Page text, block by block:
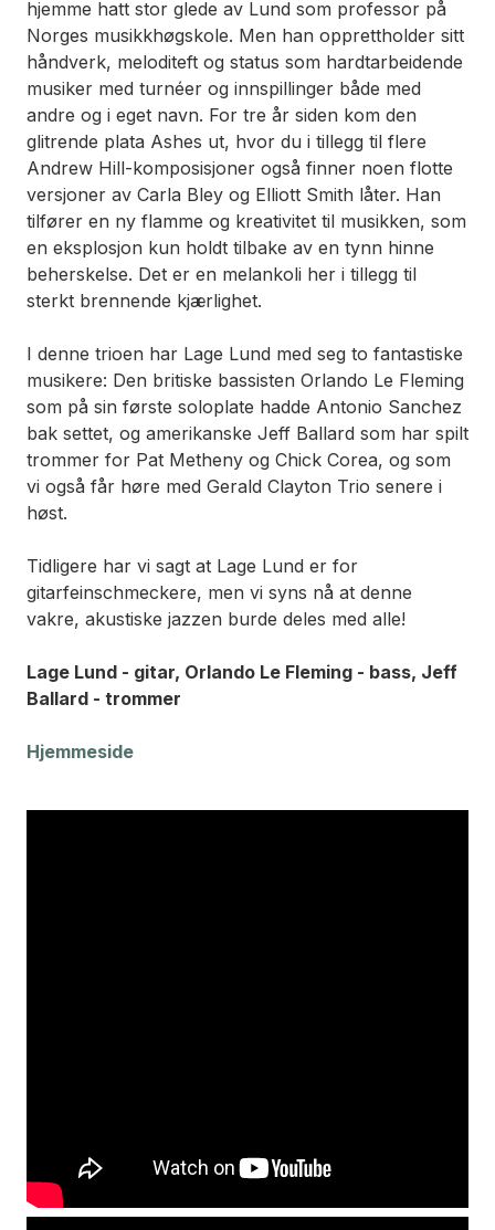
hjemme hatt stor glede av Lund som professor på
Norges musikk­høgskole. Men han opprettholder sitt
håndverk, meloditeft og status som hardtarbeidende
musiker med turnéer og innspillinger både med
andre og i eget navn. For tre år siden kom den
glitrende plata Ashes ut, hvor du i tillegg til flere
Andrew Hill-komposisjoner også finner noen flotte
versjoner av Carla Bley og Elliott Smith låter. Han
tilfører en ny flamme og kreativitet til musikken, som
en eksplosjon kun holdt tilbake av en tynn hinne
beherskelse. Det er en melankoli her i tillegg til
sterkt brennende kjærlighet.
I denne trioen har Lage Lund med seg to fantastiske
musikere: Den britiske bassisten Orlando Le Fleming
som på sin første soloplate hadde Antonio Sanchez
bak settet, og amerikanske Jeff Ballard som har spilt
trommer for Pat Metheny og Chick Corea, og som
vi også får høre med Gerald Clayton Trio senere i
høst.
Tidligere har vi sagt at Lage Lund er for
gitarfeinschmeckere, men vi syns nå at denne
vakre, akustiske jazzen burde deles med alle!
Lage Lund - gitar, Orlando Le Fleming - bass, Jeff
Ballard - trommer
Hjemmeside